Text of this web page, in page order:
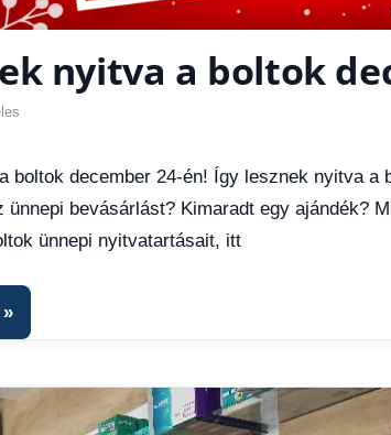
nyitva a boltok
Hírek ,
Hírek
1
boltok december 24-én! Így lesznek nyitva a
ünnepi bevásárlást? Kimaradt egy ajándék?
ünnepi nyitvatartásait, itt